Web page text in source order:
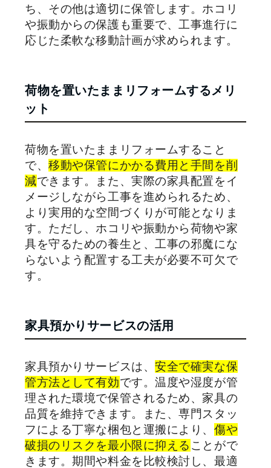
ち、その他は適切に保管します。ホコリ
や振動からの保護も重要で、工事進行に
応じた柔軟な移動計画が求められます。
荷物を置いたままリフォームするメリ
ット
荷物を置いたままリフォームすること
で、移動や保管にかかる費用と手間を削
減できます。また、実際の家具配置をイ
メージしながら工事を進められるため、
より実用的な空間づくりが可能となりま
す。ただし、ホコリや振動から荷物や家
具を守るための養生と、工事の邪魔にな
らないよう配置する工夫が必要不可欠で
す。
家具預かりサービスの活用
家具預かりサービスは、安全で確実な保
管方法として有効です。温度や湿度が管
理された環境で保管されるため、家具の
品質を維持できます。また、専門スタッ
フによる丁寧な梱包と運搬により、傷や
破損のリスクを最小限に抑える ことがで
きます。期間や料金を比較検討し、最適